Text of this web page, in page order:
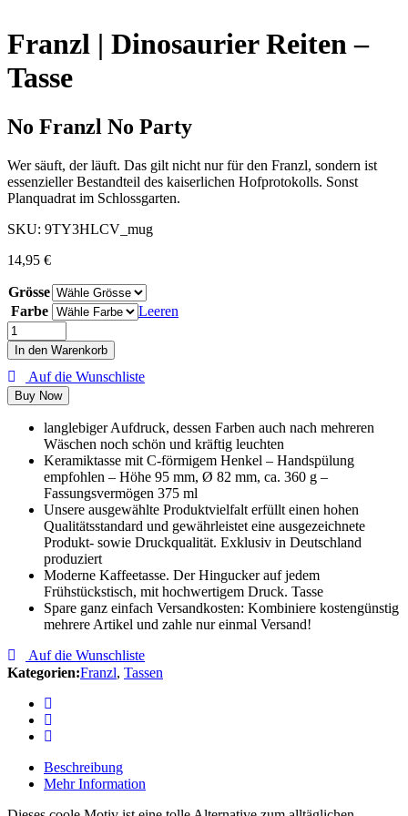
Franzl | Dinosaurier Reiten –
Tasse
No Franzl No Party
Wer säuft, der läuft. Das gilt nicht nur für den Franzl, sondern ist
essenzieller Bestandteil des kaiserlichen Hofprotokolls. Sonst
Planquadrat im Schlossgarten.
SKU: 9TY3HLCV_mug
14,95 €
Grösse
Farbe
Leeren
In den Warenkorb
Auf die Wunschliste
Buy Now
langlebiger Aufdruck, dessen Farben auch nach mehreren
Wäschen noch schön und kräftig leuchten
Keramiktasse mit C-förmigem Henkel – Handspülung
empfohlen – Höhe 95 mm, Ø 82 mm, ca. 360 g –
Fassungsvermögen 375 ml
Unsere ausgewählte Produktvielfalt erfüllt einen hohen
Qualitätsstandard und gewährleistet eine ausgezeichnete
Produkt- sowie Druckqualität. Exklusiv in Deutschland
produziert
Moderne Kaffeetasse. Der Hingucker auf jedem
Frühstückstisch, mit hochwertigem Druck. Tasse
Spare ganz einfach Versandkosten: Kombiniere kostengünstig
mehrere Artikel und zahle nur einmal Versand!
Auf die Wunschliste
Kategorien:Franzl, Tassen
Beschreibung
Mehr Information